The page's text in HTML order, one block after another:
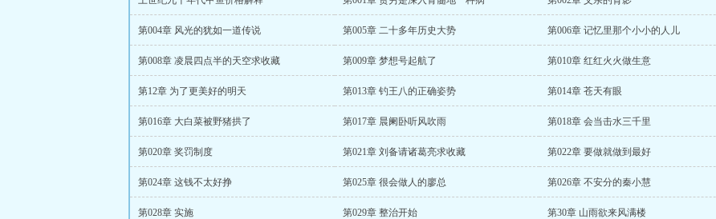
第004章 风光的犹如一道传说 第005章 二十多年历史大势 第006章 记忆里那个小小的人儿
第008章 凌晨四点半的天空求收藏 第009章 梦想号起航了 第010章 红红火火做生意
第12章 为了更美好的明天 第013章 钓王八的正确姿势 第014章 苍天有眼
第016章 大白菜被野猪拱了 第017章 晨阑卧听风吹雨 第018章 会当击水三千里
第020章 奖罚制度 第021章 刘备请诸葛亮求收藏 第022章 要做就做到最好
第024章 这钱不太好挣 第025章 很会做人的廖总 第026章 不安分的秦小慧
第028章 实施 第029章 整治开始 第30章 山雨欲来风满楼